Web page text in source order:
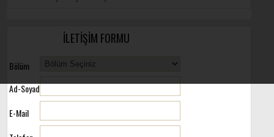
İLETİŞİM FORMU
Bölüm
Ad-Soyad
E-Mail